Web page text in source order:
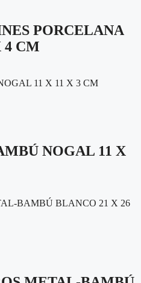
PORCELANA
4 CM
NOGAL 11 X